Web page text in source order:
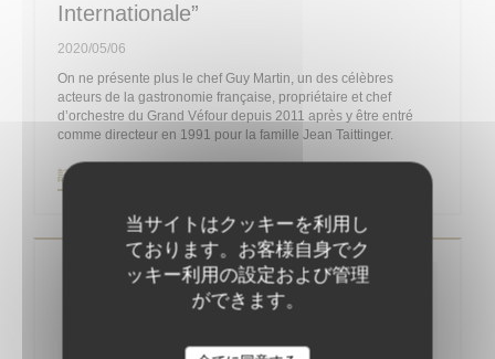
当サイトはクッキーを利用し
ております。お客様自身でク
ッキー利用の設定および管理
ができます。
Internationale”
2020/05/06
On ne présente plus le chef Guy Martin, un des célèbres
acteurs de la gastronomie française, propriétaire et chef
d’orchestre du Grand Véfour depuis 2011 après y être entré
comme directeur en 1991 pour la famille Jean Taittinger.
記事を読む